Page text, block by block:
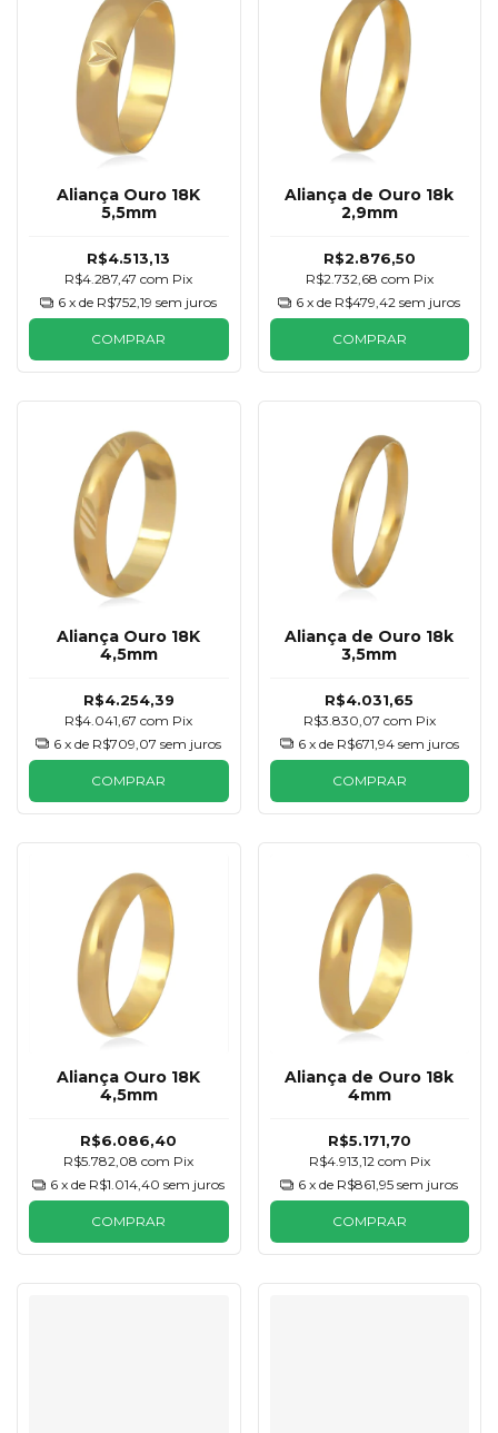
Aliança Ouro 18K
5,5mm
R$4.513,13
R$4.287,47com Pix
6 x de R$752,19 sem juros
COMPRAR
Aliança de Ouro 18k
2,9mm
R$2.876,50
R$2.732,68 com Pix
6 x de R$479,42 sem juros
COMPRAR
Aliança Ouro 18K
4,5mm
R$4.254,39
R$4.041,67com Pix
6 x de R$709,07 sem juros
COMPRAR
Aliança de Ouro 18k
3,5mm
R$4.031,65
R$3.830,07 com Pix
6 x de R$671,94 sem juros
COMPRAR
Aliança Ouro 18K
4,5mm
R$6.086,40
R$5.782,08com Pix
6 x de R$1.014,40 sem juros
COMPRAR
Aliança de Ouro 18k
4mm
R$5.171,70
R$4.913,12 com Pix
6 x de R$861,95 sem juros
COMPRAR